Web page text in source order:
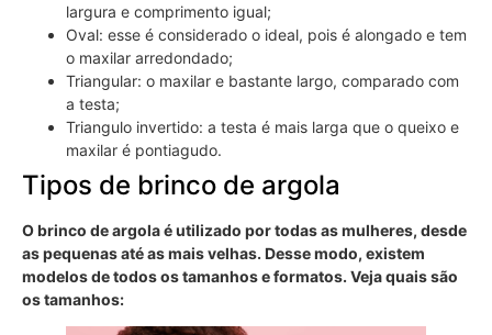
largura e comprimento igual;
Oval: esse é considerado o ideal, pois é alongado e tem
o maxilar arredondado;
Triangular: o maxilar e bastante largo, comparado com
a testa;
Triangulo invertido: a testa é mais larga que o queixo e
maxilar é pontiagudo.
Tipos de brinco de argola
O brinco de argola é utilizado por todas as mulheres, desde
as pequenas até as mais velhas. Desse modo, existem
modelos de todos os tamanhos e formatos. Veja quais são
os tamanhos: